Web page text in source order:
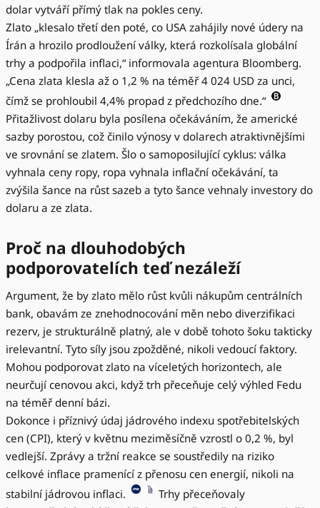
dolar vytváří přímý tlak na pokles ceny.
Zlato „klesalo třetí den poté, co USA zahájily nové údery na
Írán a hrozilo prodloužení války, která rozkolísala globální
trhy a podpořila inflaci,“ informovala agentura Bloomberg.
„Cena zlata klesla až o 1,2 % na téměř 4 024 USD za unci,
čímž se prohloubil 4,4% propad z předchozího dne.“
Přitažlivost dolaru byla posílena očekáváním, že americké
sazby porostou, což činilo výnosy v dolarech atraktivnějšími
ve srovnání se zlatem. Šlo o samoposilující cyklus: válka
vyhnala ceny ropy, ropa vyhnala inflační očekávání, ta
zvýšila šance na růst sazeb a tyto šance vehnaly investory do
dolaru a ze zlata.
Proč na dlouhodobých
podporovatelích teď nezáleží
Argument, že by zlato mělo růst kvůli nákupům centrálních
bank, obavám ze znehodnocování měn nebo diverzifikaci
rezerv, je strukturálně platný, ale v době tohoto šoku takticky
irelevantní. Tyto síly jsou zpožděné, nikoli vedoucí faktory.
Mohou podporovat zlato na víceletých horizontech, ale
neurčují cenovou akci, když trh přeceňuje celý výhled Fedu
na téměř denní bázi.
Dokonce i příznivý údaj jádrového indexu spotřebitelských
cen (CPI), který v květnu meziměsíčně vzrostl o 0,2 %, byl
vedlejší. Zprávy a tržní reakce se soustředily na riziko
celkové inflace pramenící z přenosu cen energií, nikoli na
stabilní jádrovou inflaci.
Trhy přeceňovaly